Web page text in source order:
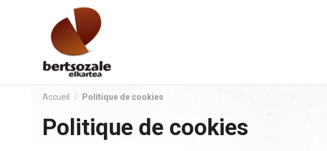
contenu.
Aller
la
Accueil / Politique de cookies
Politique de cookies